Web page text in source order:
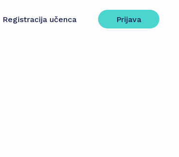
Registracija učenca Prijava